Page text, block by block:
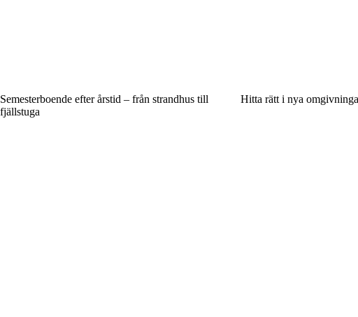
Semesterboende efter årstid – från strandhus till
fjällstuga
Hitta rätt i nya